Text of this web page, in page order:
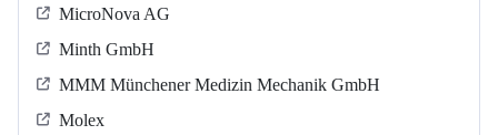
MicroNova AG
Minth GmbH
MMM Münchener Medizin Mechanik GmbH
Molex